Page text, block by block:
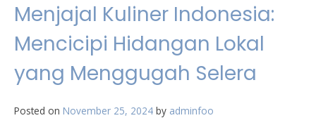
Menjajal Kuliner Indonesia:
Mencicipi Hidangan Lokal
yang Menggugah Selera
Posted on November 25, 2024 by adminfoo